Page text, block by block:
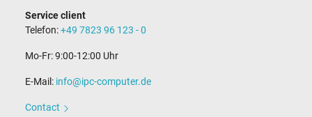
Service client
Telefon:+49 7823 96 123 - 0
Mo-Fr: 9:00-12:00 Uhr
E-Mail: info@ipc-computer.de
Contact